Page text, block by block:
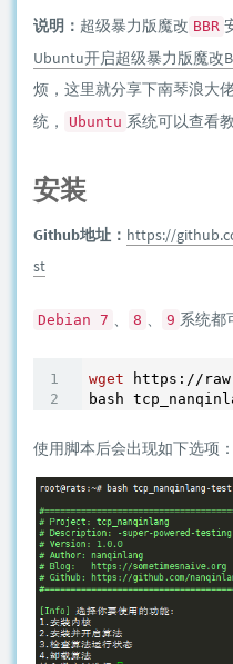
说明： 超级暴力版魔改 BBR
Ubuntu开启超级暴力版魔改
烦，这里就分享下南琴浪大
统，
Ubuntu 系统可以查看
安装
Github地址： https://
st
Debian 7 、 8 、 9 系统都
wget https://
bash
使用脚本后会出现如下选项：